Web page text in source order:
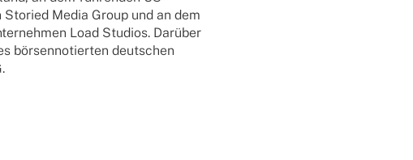
Media Group und an dem
Load Studios. Darüber
börsennotierten deut­schen